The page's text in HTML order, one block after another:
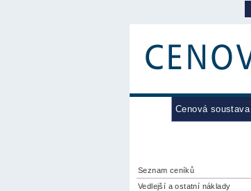
Cenová soustava
Seznam ceníků
Vedlejší a ostatní náklady